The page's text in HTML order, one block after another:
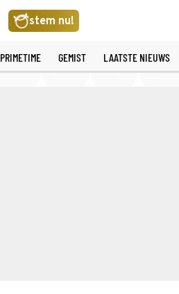
stem nu!
PRIMETIME GEMIST LAATSTE NIEUWS